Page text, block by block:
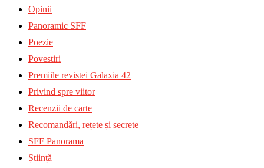
Opinii
Panoramic SFF
Poezie
Povestiri
Premiile revistei Galaxia 42
Privind spre viitor
Recenzii de carte
Recomandări, rețete și secrete
SFF Panorama
Știință